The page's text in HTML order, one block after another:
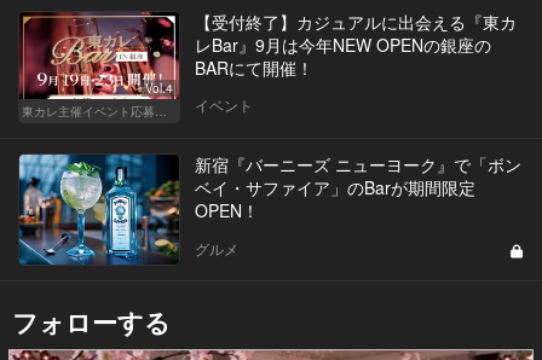
Vol.4
【受付終了】カジュアルに出会える『東カ
レBar』9月は今年NEW OPENの銀座の
BARにて開催！
イベント
新宿『バーニーズ ニューヨーク』で「ボン
ベイ・サファイア」のBarが期間限定
OPEN！
グルメ
フォローする